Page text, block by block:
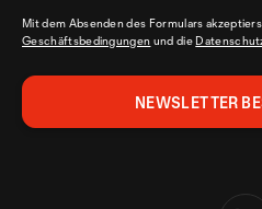
Mit dem Absenden des Formulars
Geschäftsbedingungen und die